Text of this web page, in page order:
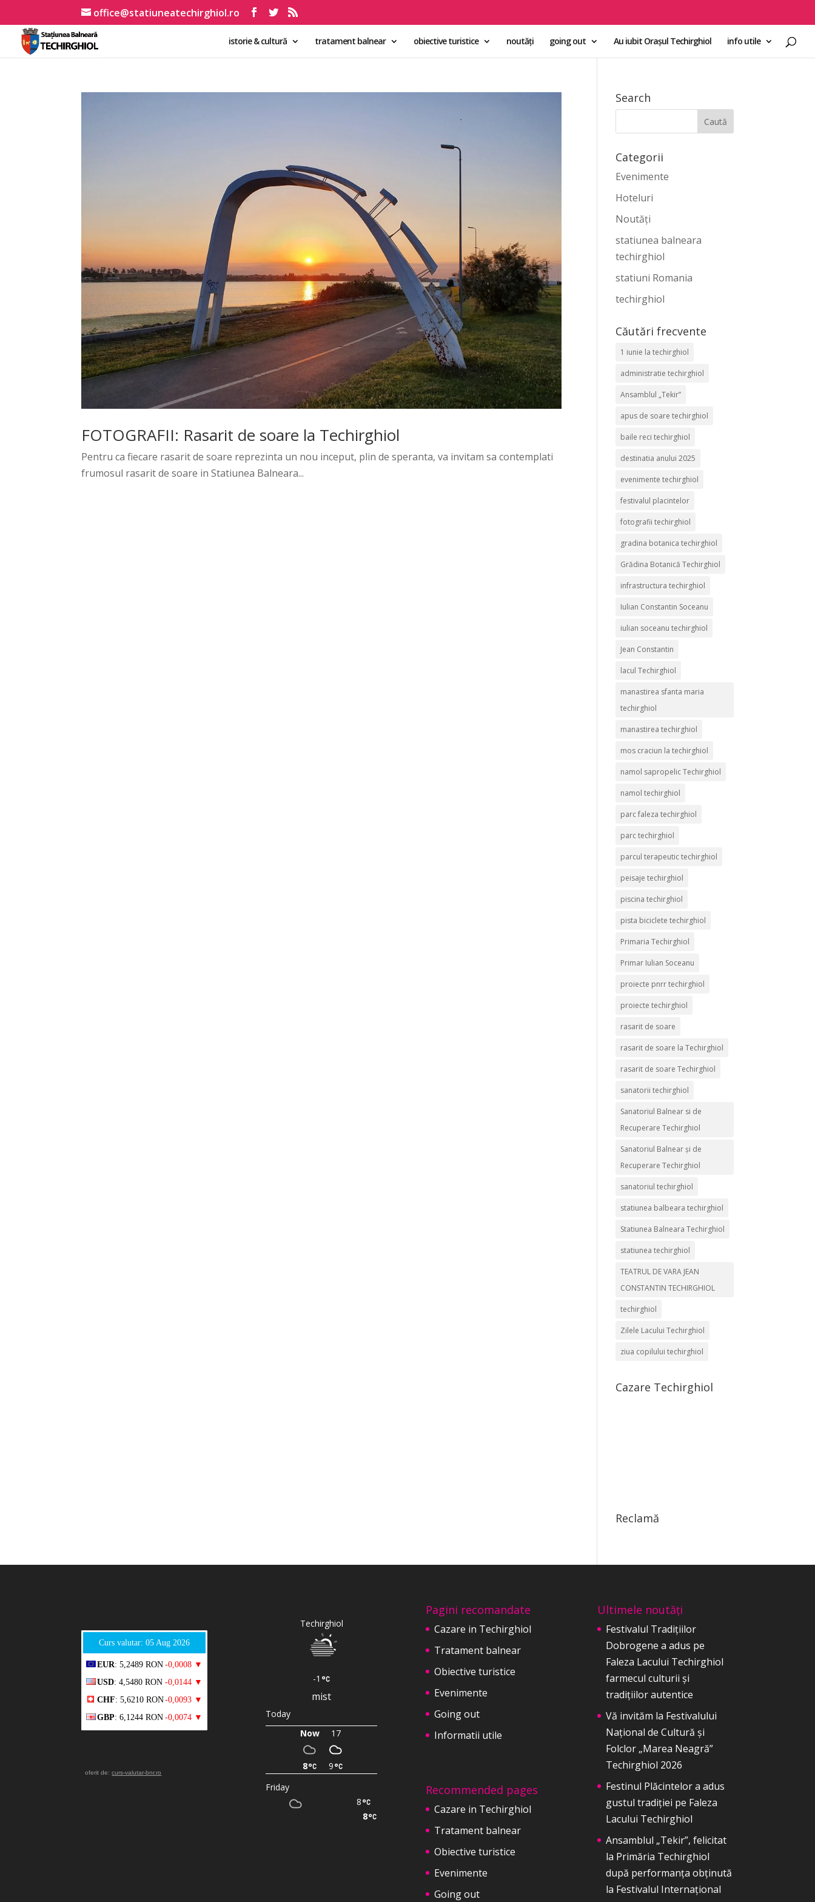
office@statiuneatechirghiol.ro
istorie & cultură tratament balnear obiective turistice noutăți going out Au iubit Orașul Techirghiol info utile
FOTOGRAFII: Rasarit de soare la Techirghiol
Pentru ca fiecare rasarit de soare reprezinta un nou inceput, plin de speranta, va invitam sa contemplati
frumosul rasarit de soare in Statiunea Balneara...
Search
Categorii
Evenimente
Hoteluri
Noutăți
statiunea balneara
techirghiol
statiuni Romania
techirghiol
Căutări frecvente
1 iunie la techirghiol
administratie techirghiol
Ansamblul „Tekir”
apus de soare techirghiol
baile reci techirghiol
destinatia anului 2025
evenimente techirghiol
festivalul placintelor
fotografii techirghiol
gradina botanica techirghiol
Grădina Botanică Techirghiol
infrastructura techirghiol
Iulian Constantin Soceanu
iulian soceanu techirghiol
Jean Constantin
lacul Techirghiol
manastirea sfanta maria
techirghiol
manastirea techirghiol
mos craciun la techirghiol
namol sapropelic Techirghiol
namol techirghiol
parc faleza techirghiol
parc techirghiol
parcul terapeutic techirghiol
peisaje techirghiol
piscina techirghiol
pista biciclete techirghiol
Primaria Techirghiol
Primar Iulian Soceanu
proiecte pnrr techirghiol
proiecte techirghiol
rasarit de soare
rasarit de soare la Techirghiol
rasarit de soare Techirghiol
sanatorii techirghiol
Sanatoriul Balnear si de
Recuperare Techirghiol
Sanatoriul Balnear și de
Recuperare Techirghiol
sanatoriul techirghiol
statiunea balbeara techirghiol
Statiunea Balneara Techirghiol
statiunea techirghiol
TEATRUL DE VARA JEAN
CONSTANTIN TECHIRGHIOL
techirghiol
Zilele Lacului Techirghiol
ziua copilului techirghiol
Cazare Techirghiol
Reclamă
Curs valutar: 05 Aug 2026
EUR: 5,2489 RON -0,0008 ▼
USD: 4,5480 RON -0,0144 ▼
CHF: 5,6210 RON-0,0093 ▼
GBP: 6,1244 RON -0,0074 ▼
oferit de:curs-valutar-bnr.ro
Techirghiol
-1
mist
Today
Now
8
17
9
Friday
8
8
Pagini recomandate
Cazare in Techirghiol
Tratament balnear
Obiective turistice
Evenimente
Going out
Informatii utile
Recommended pages
Cazare in Techirghiol
Tratament balnear
Obiective turistice
Evenimente
Going out
Ultimele noutăți
Festivalul Tradițiilor
Dobrogene a adus pe
Faleza Lacului Techirghiol
farmecul culturii și
tradițiilor autentice
Vă invităm la Festivalului
Național de Cultură și
Folclor „Marea Neagră”
Techirghiol 2026
Festinul Plăcintelor a adus
gustul tradiției pe Faleza
Lacului Techirghiol
Ansamblul „Tekir”, felicitat
la Primăria Techirghiol
după performanța obținută
la Festivalul Internațional